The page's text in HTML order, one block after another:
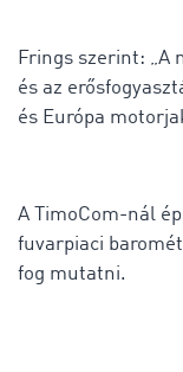
Frings szerint: „A
és az erős
és Európa
A TimoCom-nál
fuvarpiaci
fog mutatni.